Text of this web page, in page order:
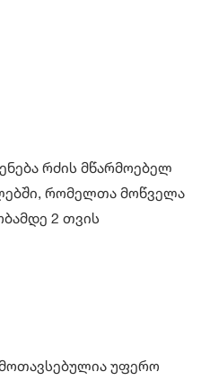
რძის მწარმოებელ
რომელთა მოწველა
2 თვის
უფერო